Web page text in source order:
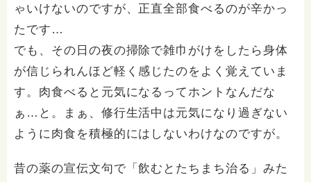
ゃいけないのですが、正直全部食べるのが辛かっ
たです…
でも、その日の夜の掃除で雑巾がけをしたら身体
が信じられんほど軽く感じたのをよく覚えていま
す。肉食べると元気になるってホントなんだな
ぁ…と。まぁ、修行生活中は元気になり過ぎない
ように肉食を積極的にはしないわけなのですが。
昔の薬の宣伝文句で「飲むとたちまち治る」みた